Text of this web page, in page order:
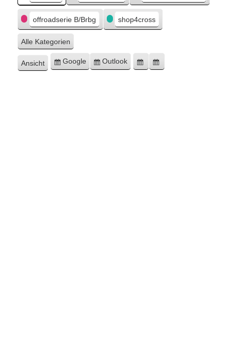
offroadserie B/Brbg shop4cross
Alle Kategorien
Ansicht ausdrucken
Eintragen
Google
Eintragen
Outlook
Google-